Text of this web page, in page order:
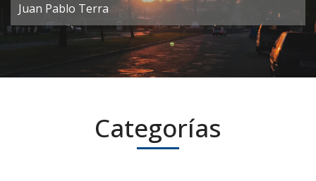
Juan Pablo Terra
Categorías